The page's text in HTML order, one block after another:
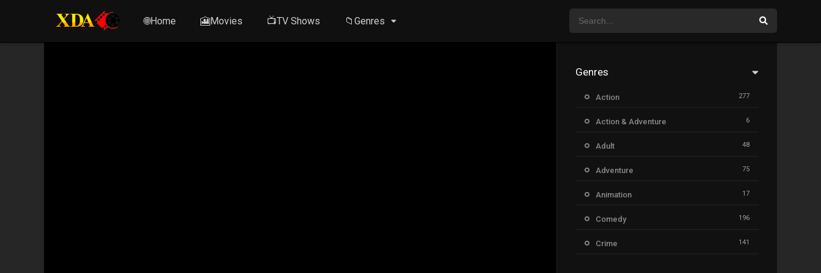
🌐Home 🎦Movies 📺TV Shows 📁Genres
Genres
Action 277
Action & Adventure 6
Adult 48
Adventure 75
Animation 17
Comedy 196
Crime 141